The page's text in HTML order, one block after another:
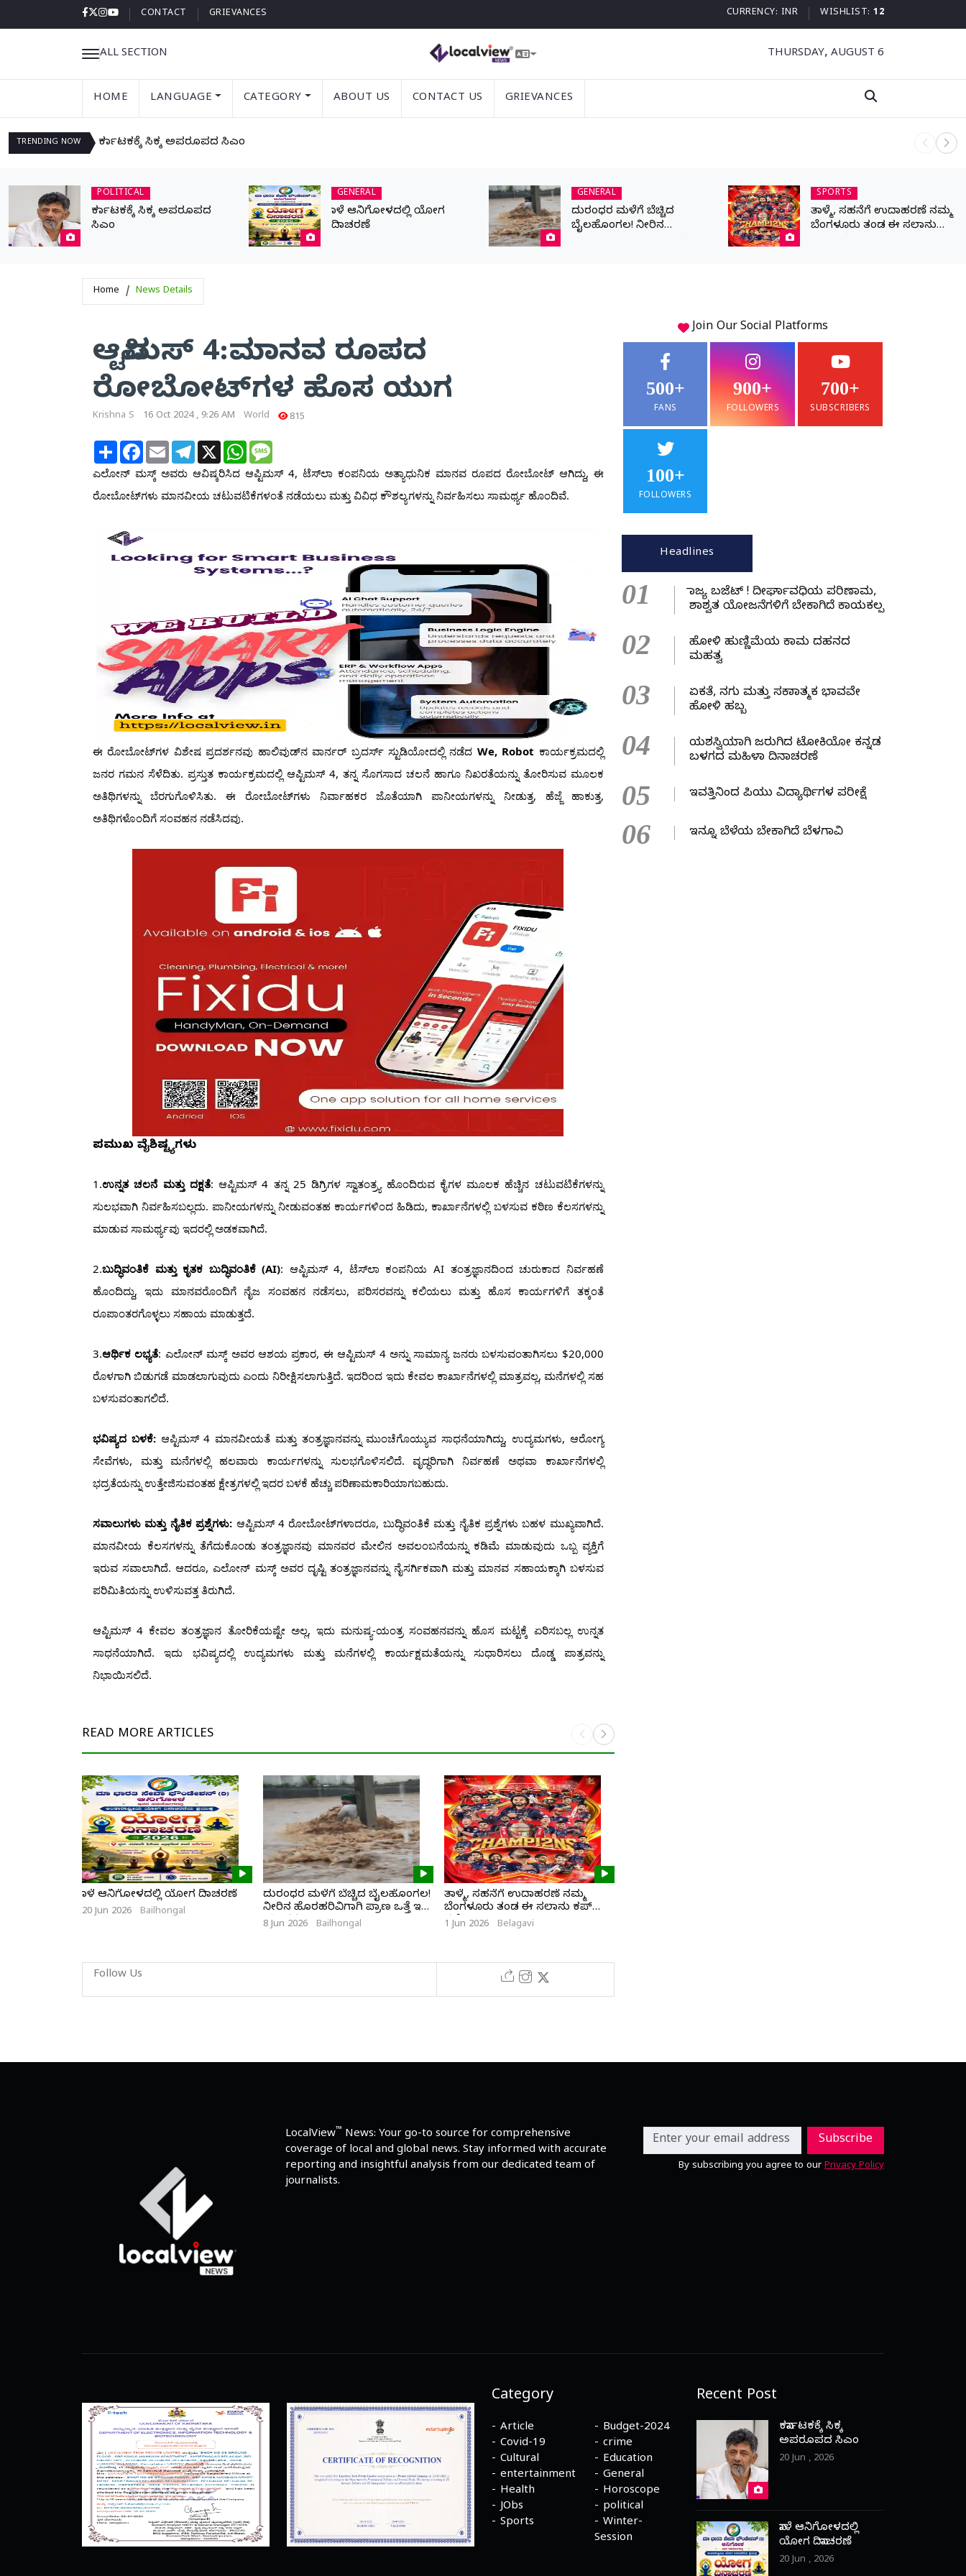
CONTACT GRIEVANCES CURRENCY: INR WISHLIST: 12
ALL SECTION THURSDAY, AUGUST 6
HOME LANGUAGE CATEGORY ABOUT US CONTACT US GRIEVANCES
TRENDING NOW ಕರ್ನಾಟಕಕ್ಕೆ ಸಿಕ್ಕ ಅಪರೂಪದ ಸಿಎಂ ನಾಳೆ
POLITICAL
ಕರ್ನಾಟಕಕ್ಕೆ ಸಿಕ್ಕ ಅಪರೂಪದ
ಸಿಎಂ
GENERAL
ನಾಳೆ ಆನಿಗೋಳದಲ್ಲಿ ಯೋಗ
ದಿನಾಚರಣೆ
GENERAL
ದುರಂಧರ ಮಳೆಗೆ ಬೆಚ್ಚಿದ
ಬೈಲಹೊಂಗಲ! ನೀರಿನ
SPORTS
ತಾಳ್ಮೆ, ಸಹನೆಗೆ ಉದಾಹರಣೆ ನಮ್ಮ
ಬೆಂಗಳೂರು ತಂಡ ಈ ಸಲಾನು
Home News Details
ಆಪ್ಟಿಮಸ್ 4:ಮಾನವ ರೂಪದ
ರೋಬೋಟ್‌ಗಳ ಹೊಸ ಯುಗ
Krishna S 16 Oct 2024 , 9:26 AM World 815
ShareFacebook
Email Telegram
X WhatsApp
ಎಲೋನ್ ಮಸ್ಕ್ ಅವರು ಆವಿಷ್ಕರಿಸಿದ ಆಪ್ಟಿಮಸ್ 4, ಟೆಸ್‌ಲಾ ಕಂಪನಿಯ ಅತ್ಯಾಧುನಿಕ ಮಾನವ ರೂಪದ ರೋಬೋಟ್ ಆಗಿದ್ದು, ಈ
ರೋಬೋಟ್‌ಗಳು ಮಾನವೀಯ ಚಟುವಟಿಕೆಗಳಂತೆ ನಡೆಯಲು ಮತ್ತು ವಿವಿಧ ಕೌಶಲ್ಯಗಳನ್ನು ನಿರ್ವಹಿಸಲು ಸಾಮರ್ಥ್ಯ ಹೊಂದಿವೆ.
ಈ ರೋಬೋಟ್‌ಗಳ ವಿಶೇಷ ಪ್ರದರ್ಶನವು ಹಾಲಿವುಡ್‌ನ ವಾರ್ನರ್ ಬ್ರದರ್ಸ್ ಸ್ಟುಡಿಯೋದಲ್ಲಿ ನಡೆದ We, Robot ಕಾರ್ಯಕ್ರಮದಲ್ಲಿ
ಜನರ ಗಮನ ಸೆಳೆದಿತು. ಪ್ರಸ್ತುತ ಕಾರ್ಯಕ್ರಮದಲ್ಲಿ ಆಪ್ಟಿಮಸ್ 4, ತನ್ನ ಸೊಗಸಾದ ಚಲನೆ ಹಾಗೂ ನಿಖರತೆಯನ್ನು ತೋರಿಸುವ ಮೂಲಕ
ಅತಿಥಿಗಳನ್ನು ಬೆರಗುಗೊಳಿಸಿತು. ಈ ರೋಬೋಟ್‌ಗಳು ನಿರ್ವಾಹಕರ ಜೊತೆಯಾಗಿ ಪಾನೀಯಗಳನ್ನು ನೀಡುತ್ತ, ಹೆಜ್ಜೆ ಹಾಕುತ್ತ,
ಅತಿಥಿಗಳೊಂದಿಗೆ ಸಂವಹನ ನಡೆಸಿದವು.
ಪ್ರಮುಖ ವೈಶಿಷ್ಟ್ಯಗಳು
1.ಉನ್ನತ ಚಲನೆ ಮತ್ತು ದಕ್ಷತೆ: ಆಪ್ಟಿಮಸ್ 4 ತನ್ನ 25 ಡಿಗ್ರಿಗಳ ಸ್ವಾತಂತ್ರ್ಯ ಹೊಂದಿರುವ ಕೈಗಳ ಮೂಲಕ ಹೆಚ್ಚಿನ ಚಟುವಟಿಕೆಗಳನ್ನು
ಸುಲಭವಾಗಿ ನಿರ್ವಹಿಸಬಲ್ಲದು. ಪಾನೀಯಗಳನ್ನು ನೀಡುವಂತಹ ಕಾರ್ಯಗಳಿಂದ ಹಿಡಿದು, ಕಾರ್ಖಾನೆಗಳಲ್ಲಿ ಬಳಸುವ ಕಠಿಣ ಕೆಲಸಗಳನ್ನು
ಮಾಡುವ ಸಾಮರ್ಥ್ಯವು ಇದರಲ್ಲಿ ಅಡಕವಾಗಿದೆ.
2.ಬುದ್ಧಿವಂತಿಕೆ ಮತ್ತು ಕೃತಕ ಬುದ್ಧಿವಂತಿಕೆ (AI): ಆಪ್ಟಿಮಸ್ 4, ಟೆಸ್‌ಲಾ ಕಂಪನಿಯ AI ತಂತ್ರಜ್ಞಾನದಿಂದ ಚುರುಕಾದ ನಿರ್ವಹಣೆ
ಹೊಂದಿದ್ದು, ಇದು ಮಾನವರೊಂದಿಗೆ ನೈಜ ಸಂವಹನ ನಡೆಸಲು, ಪರಿಸರವನ್ನು ಕಲಿಯಲು ಮತ್ತು ಹೊಸ ಕಾರ್ಯಗಳಿಗೆ ತಕ್ಕಂತೆ
ರೂಪಾಂತರಗೊಳ್ಳಲು ಸಹಾಯ ಮಾಡುತ್ತದೆ.
3.ಆರ್ಥಿಕ ಲಭ್ಯತೆ: ಎಲೋನ್ ಮಸ್ಕ್ ಅವರ ಆಶಯ ಪ್ರಕಾರ, ಈ ಆಪ್ಟಿಮಸ್ 4 ಅನ್ನು ಸಾಮಾನ್ಯ ಜನರು ಬಳಸುವಂತಾಗಿಸಲು $20,000
ರೊಳಗಾಗಿ ಬಿಡುಗಡೆ ಮಾಡಲಾಗುವುದು ಎಂದು ನಿರೀಕ್ಷಿಸಲಾಗುತ್ತಿದೆ. ಇದರಿಂದ ಇದು ಕೇವಲ ಕಾರ್ಖಾನೆಗಳಲ್ಲಿ ಮಾತ್ರವಲ್ಲ, ಮನೆಗಳಲ್ಲಿ ಸಹ
ಬಳಸುವಂತಾಗಲಿದೆ.
ಭವಿಷ್ಯದ ಬಳಕೆ: ಆಪ್ಟಿಮಸ್ 4 ಮಾನವೀಯತೆ ಮತ್ತು ತಂತ್ರಜ್ಞಾನವನ್ನು ಮುಂಚೆಗೊಯ್ಯುವ ಸಾಧನೆಯಾಗಿದ್ದು, ಉದ್ಯಮಗಳು, ಆರೋಗ್ಯ
ಸೇವೆಗಳು, ಮತ್ತು ಮನೆಗಳಲ್ಲಿ ಹಲವಾರು ಕಾರ್ಯಗಳನ್ನು ಸುಲಭಗೊಳಿಸಲಿದೆ. ವೃದ್ಧರಿಗಾಗಿ ನಿರ್ವಹಣೆ ಅಥವಾ ಕಾರ್ಖಾನೆಗಳಲ್ಲಿ
ಭದ್ರತೆಯನ್ನು ಉತ್ತೇಜಿಸುವಂತಹ ಕ್ಷೇತ್ರಗಳಲ್ಲಿ ಇದರ ಬಳಕೆ ಹೆಚ್ಚು ಪರಿಣಾಮಕಾರಿಯಾಗಬಹುದು.
ಸವಾಲುಗಳು ಮತ್ತು ನೈತಿಕ ಪ್ರಶ್ನೆಗಳು: ಆಪ್ಟಿಮಸ್ 4 ರೋಬೋಟ್‌ಗಳಾದರೂ, ಬುದ್ಧಿವಂತಿಕೆ ಮತ್ತು ನೈತಿಕ ಪ್ರಶ್ನೆಗಳು ಬಹಳ ಮುಖ್ಯವಾಗಿದೆ.
ಮಾನವೀಯ ಕೆಲಸಗಳನ್ನು ತೆಗೆದುಕೊಂಡು ತಂತ್ರಜ್ಞಾನವು ಮಾನವರ ಮೇಲಿನ ಅವಲಂಬನೆಯನ್ನು ಕಡಿಮೆ ಮಾಡುವುದು ಒಬ್ಬ ವ್ಯಕ್ತಿಗೆ
ಇರುವ ಸವಾಲಾಗಿದೆ. ಆದರೂ, ಎಲೋನ್ ಮಸ್ಕ್ ಅವರ ದೃಷ್ಟಿ ತಂತ್ರಜ್ಞಾನವನ್ನು ನೈಸರ್ಗಿಕವಾಗಿ ಮತ್ತು ಮಾನವ ಸಹಾಯಕ್ಕಾಗಿ ಬಳಸುವ
ಪರಿಮಿತಿಯನ್ನು ಉಳಿಸುವತ್ತ ತಿರುಗಿದೆ.
ಆಪ್ಟಿಮಸ್ 4 ಕೇವಲ ತಂತ್ರಜ್ಞಾನ ತೋರಿಕೆಯಷ್ಟೇ ಅಲ್ಲ, ಇದು ಮನುಷ್ಯ-ಯಂತ್ರ ಸಂವಹನವನ್ನು ಹೊಸ ಮಟ್ಟಕ್ಕೆ ಏರಿಸಬಲ್ಲ ಉನ್ನತ
ಸಾಧನೆಯಾಗಿದೆ. ಇದು ಭವಿಷ್ಯದಲ್ಲಿ ಉದ್ಯಮಗಳು ಮತ್ತು ಮನೆಗಳಲ್ಲಿ ಕಾರ್ಯಕ್ಷಮತೆಯನ್ನು ಸುಧಾರಿಸಲು ದೊಡ್ಡ ಪಾತ್ರವನ್ನು
ನಿಭಾಯಿಸಲಿದೆ.
READ MORE ARTICLES
ನಾಳೆ ಆನಿಗೋಳದಲ್ಲಿ ಯೋಗ ದಿನಾಚರಣೆ
20 Jun 2026 Bailhongal
ದುರಂಧರ ಮಳೆಗೆ ಬೆಚ್ಚಿದ ಬೈಲಹೊಂಗಲ!
ನೀರಿನ ಹೊರಹರಿವಿಗಾಗಿ ಪ್ರಾಣ ಒತ್ತೆ ಇಟ್ಟ
ಯುವಕ
8 Jun 2026 Bailhongal
ತಾಳ್ಮೆ, ಸಹನೆಗೆ ಉದಾಹರಣೆ ನಮ್ಮ
ಬೆಂಗಳೂರು ತಂಡ ಈ ಸಲಾನು ಕಪ್
ನಮ್ದೆ
1 Jun 2026 Belagavi
Follow Us
Join OurSocial Platforms
500+
FANS
900+
FOLLOWERS
700+
SUBSCRIBERS
100+
FOLLOWERS
Headlines
01
ರಾಜ್ಯ ಬಜೆಟ್ ! ದೀರ್ಘಾವಧಿಯ ಪರಿಣಾಮ,
ಶಾಶ್ವತ ಯೋಜನೆಗಳಿಗೆ ಬೇಕಾಗಿದೆ ಕಾಯಕಲ್ಪ
02
ಹೋಳಿ ಹುಣ್ಣಿಮೆಯ ಕಾಮ ದಹನದ
ಮಹತ್ವ
03
ಏಕತೆ, ನಗು ಮತ್ತು ಸಕಾರಾತ್ಮಕ ಭಾವವೇ
ಹೋಳಿ ಹಬ್ಬ
04
ಯಶಸ್ವಿಯಾಗಿ ಜರುಗಿದ ಟೋಕಿಯೋ ಕನ್ನಡ
ಬಳಗದ ಮಹಿಳಾ ದಿನಾಚರಣೆ
05 ಇವತ್ತಿನಿಂದ ಪಿಯು ವಿದ್ಯಾರ್ಥಿಗಳ ಪರೀಕ್ಷೆ
06 ಇನ್ನೂ ಬೆಳೆಯ ಬೇಕಾಗಿದೆ ಬೆಳಗಾವಿ
LocalView™ News: Your go-to source for comprehensive
coverage of local and global news. Stay informed with accurate
reporting and insightful analysis from our dedicated team of
journalists.
Subscribe
By subscribing you agree to our Privacy Policy
Category
Article
Budget-2024
Covid-19
crime
Cultural
Education
entertainment
General
Health
Horoscope
JObs
political
Sports
Winter-
Session
Recent Post
ಕರ್ನಾಟಕಕ್ಕೆ ಸಿಕ್ಕ
ಅಪರೂಪದ ಸಿಎಂ
20 Jun , 2026
ನಾಳೆ ಆನಿಗೋಳದಲ್ಲಿ
ಯೋಗ ದಿನಾಚರಣೆ
20 Jun , 2026